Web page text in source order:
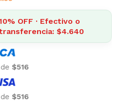
transferencia: $4.635